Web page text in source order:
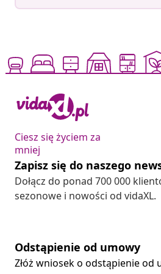
Ciesz się życiem za
mniej
Zapisz się do naszego
Dołącz do ponad 700 000
sezonowe i nowości od vidaXL.
Odstąpienie od umowy
Złóż wniosek o odstąpienie